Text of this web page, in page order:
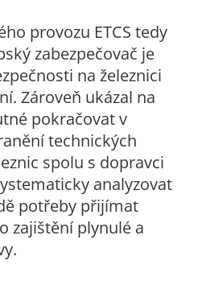
provozu ETCS tedy
zabezpečovač je
na železnici
Zároveň ukázal na
pokračovat v
technických
spolu s dopravci
analyzovat
potřeby přijímat
zajištění plynulé a